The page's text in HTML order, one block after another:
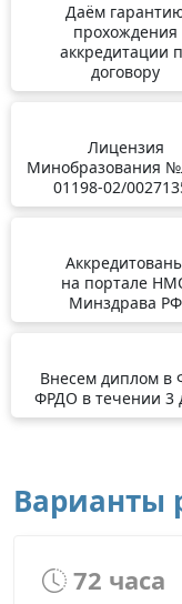
Даём
прохождения
аккредитации
договору
Лицензия
Минобразования
01198-02/
на портале
Минздрава РФ
Внесем диплом в
ФРДО в течении 3
Варианты
72 часа